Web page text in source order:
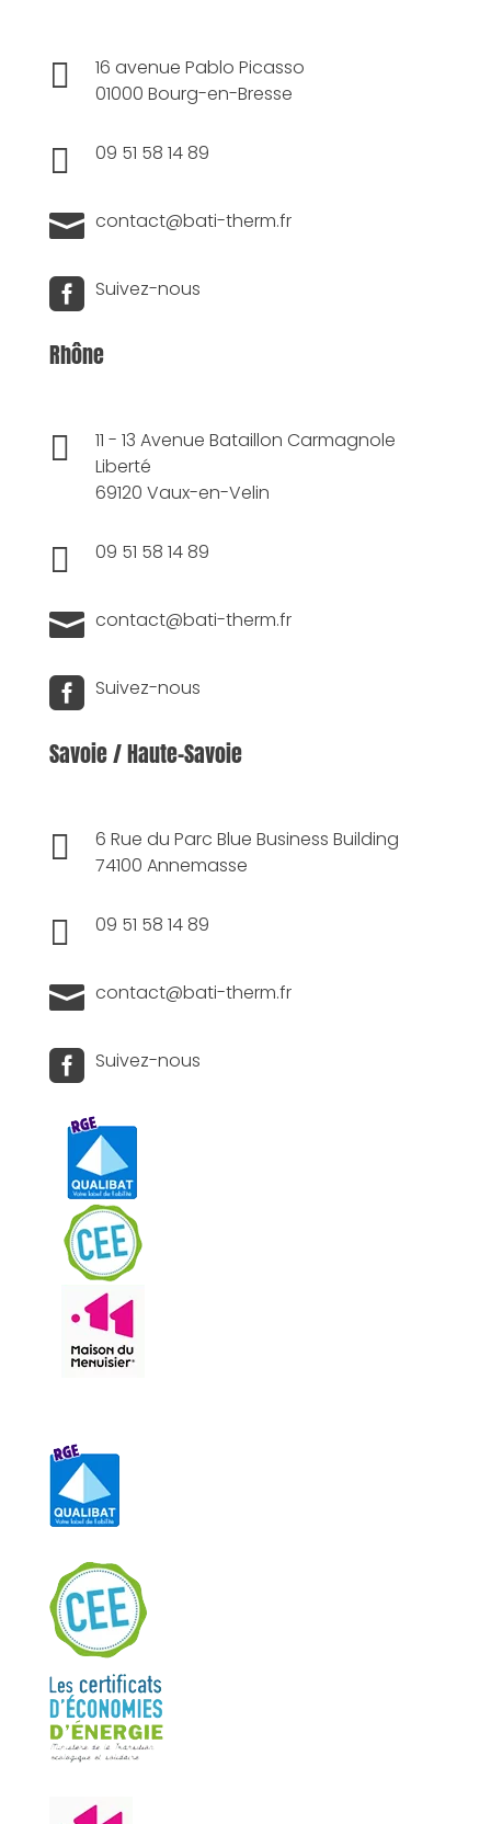

16 avenue Pablo Picasso
01000 Bourg-en-Bresse
 09 51 58 14 89
 contact@bati-therm.fr
 Suivez-nous
Rhône

11 - 13 Avenue Bataillon Carmagnole
Liberté
69120 Vaux-en-Velin
 09 51 58 14 89
 contact@bati-therm.fr
 Suivez-nous
Savoie / Haute-Savoie

6 Rue du Parc Blue Business Building
74100 Annemasse
 09 51 58 14 89
 contact@bati-therm.fr
 Suivez-nous